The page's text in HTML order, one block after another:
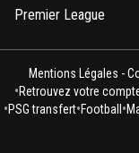
Premier League
Mentions Légales -
•Retrouvez votre
•PSG transfert•Football •